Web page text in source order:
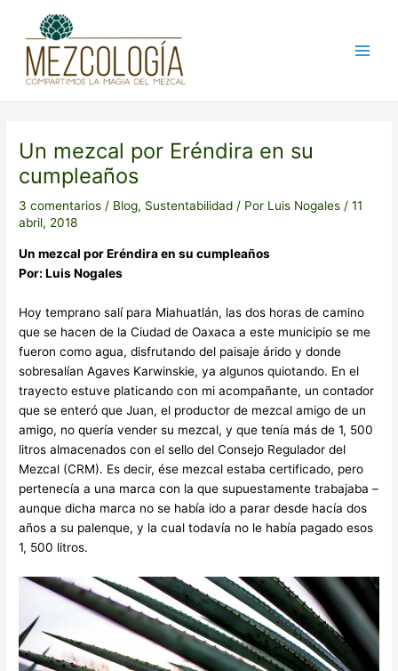
contenido
Un mezcal por Eréndira en su
cumpleaños
3 comentarios / Blog, Sustentabilidad / Por Luis Nogales/11
abril, 2018
Un mezcal por Eréndira en su cumpleaños
Por: Luis Nogales
Hoy temprano salí para Miahuatlán, las dos horas de camino
que se hacen de la Ciudad de Oaxaca a este municipio se me
fueron como agua, disfrutando del paisaje árido y donde
sobresalían Agaves Karwinskie, ya algunos quiotando. En el
trayecto estuve platicando con mi acompañante, un contador
que se enteró que Juan, el productor de mezcal amigo de un
amigo, no quería vender su mezcal, y que tenía más de 1, 500
litros almacenados con el sello del Consejo Regulador del
Mezcal (CRM). Es decir, ése mezcal estaba certificado, pero
pertenecía a una marca con la que supuestamente trabajaba –
aunque dicha marca no se había ido a parar desde hacía dos
años a su palenque, y la cual todavía no le había pagado esos
1, 500 litros.
navigation